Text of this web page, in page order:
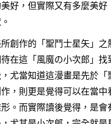
好，但實際又有多麼美好
創作的「聖鬥士星矢」之
在這「風魔の小次郎」找
尤當知道這漫畫是先於「
，則更是覺得可以在當中
。而實際讀後覺得，是會